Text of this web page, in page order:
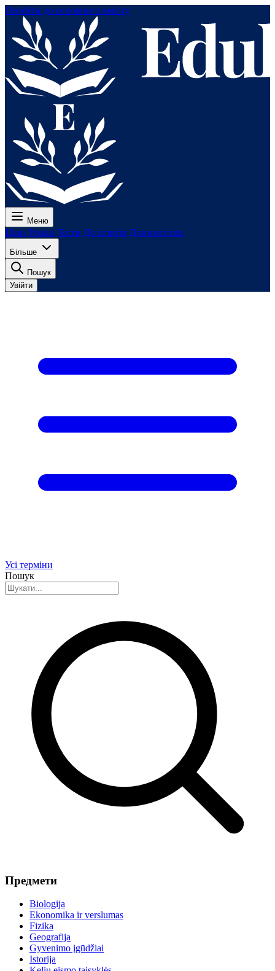
Перейти до основного вмісту
Меню
Ціни Уроки Тести До іспитів Для вчителів
Більше
Пошук
Увійти
Усі терміни
Пошук
Предмети
Biologija
Ekonomika ir verslumas
Fizika
Geografija
Gyvenimo įgūdžiai
Istorija